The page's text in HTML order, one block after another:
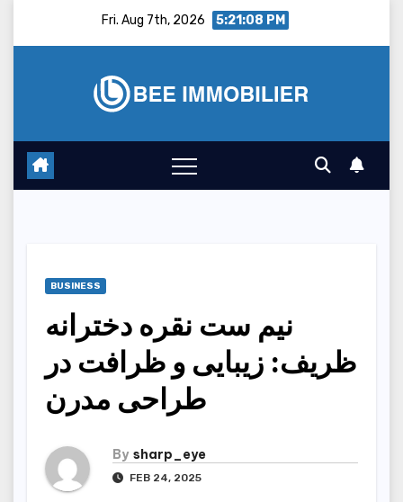
Fri. Aug 7th, 2026 5:21:09 PM
BUSINESS
نیم ست نقره دخترانه
ظریف: زیبایی و ظرافت در
طراحی مدرن
By sharp_eye
FEB 24, 2025